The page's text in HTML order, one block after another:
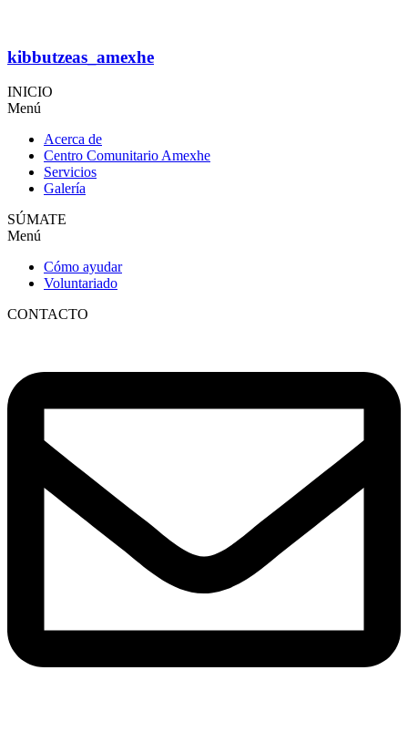
kibbutzeas_amexhe
INICIO
Menú
Acerca de
Centro Comunitario Amexhe
Servicios
Galería
SÚMATE
Menú
Cómo ayudar
Voluntariado
CONTACTO